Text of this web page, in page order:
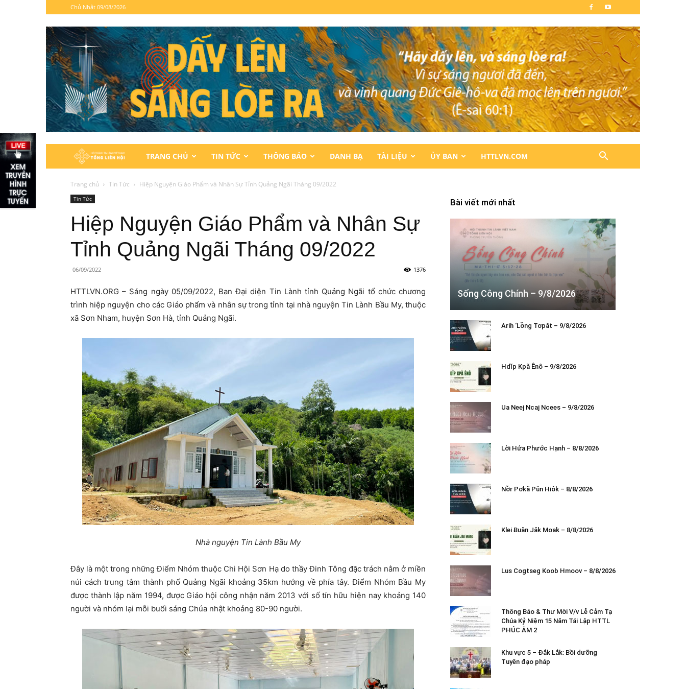
Chủ Nhật 09/08/2026
Hội
Thánh
Lành
Việt
TRANG CHỦ TIN TỨC THÔNG BÁO DANH BẠ TÀI LIỆU ỦY BAN HTTLVN.COM
Trang chủ Tin Tức Hiệp Nguyện Giáo Phẩm và Nhân Sự Tỉnh Quảng Ngãi Tháng 09/2022
Tin Tức
Hiệp Nguyện Giáo Phẩm và Nhân Sự
Tỉnh Quảng Ngãi Tháng 09/2022
06/09/2022 1376
HTTLVN.ORG – Sáng ngày 05/09/2022, Ban Đại diện Tin Lành tỉnh Quảng Ngãi tổ chức chương
trình hiệp nguyện cho các Giáo phẩm và nhân sự trong tỉnh tại nhà nguyện Tin Lành Bầu My, thuộc
xã Sơn Nham, huyện Sơn Hà, tỉnh Quảng Ngãi.
Nhà nguyện Tin Lành Bầu My
Đây là một trong những Điểm Nhóm thuộc Chi Hội Sơn Hạ do thầy Đinh Tông đặc trách nằm ở miền
núi cách trung tâm thành phố Quảng Ngãi khoảng 35km hướng về phía tây. Điểm Nhóm Bầu My
được thành lập năm 1994, được Giáo hội công nhận năm 2013 với số tín hữu hiện nay khoảng 140
người và nhóm lại mỗi buổi sáng Chúa nhật khoảng 80-90 người.
Bài viết mới nhất
Sống Công Chính – 9/8/2026
Arih ‘Lơ̆ng Tơpăt – 9/8/2026
Hdĭp Kpă Ênô – 9/8/2026
Ua Neej Ncaj Ncees – 9/8/2026
Lời Hứa Phước Hạnh – 8/8/2026
Nơ̆r Pơkă Pŭn Hiôk – 8/8/2026
Klei Ƀuăn Jăk Mơak – 8/8/2026
Lus Cogtseg Koob Hmoov – 8/8/2026
Thông Báo & Thư Mời V/v Lễ Cảm Tạ
Chúa Kỷ Niệm 15 Năm Tái Lập HTTL
PHÚC ÂM 2
Khu vực 5 – Đắk Lắk: Bồi dưỡng
Tuyên đạo pháp